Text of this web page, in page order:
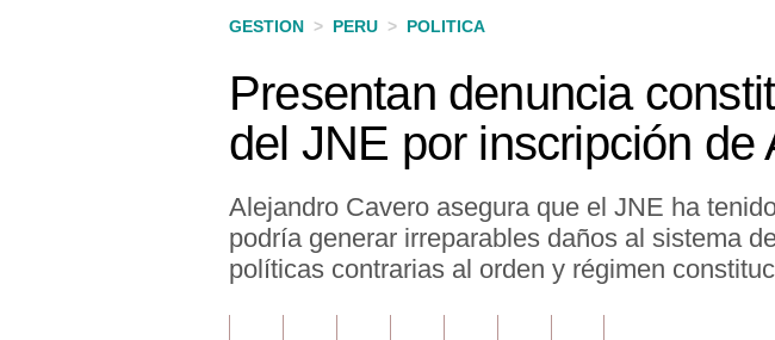
GESTION > PERU > POLITICA
Presentan denuncia
del JNE por inscripción de
Alejandro Cavero asegura que el JNE ha
podría generar irreparables daños al sistema
políticas contrarias al orden y régimen